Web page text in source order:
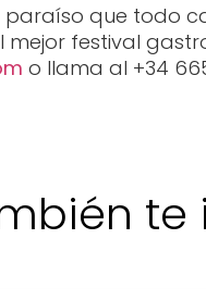
paraíso que todo
festival
o llama al +34
te